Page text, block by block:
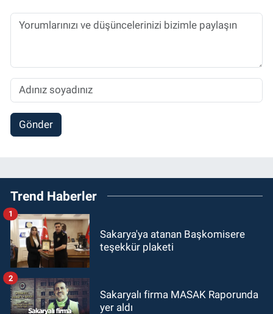
Gönder
Trend Haberler
Sakarya'ya atanan Başkomisere
teşekkür plaketi
1
Sakaryalı firma MASAK Raporunda
yer aldı
2